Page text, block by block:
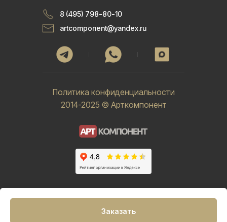
Заказать
2014-2025 © Арткомпонент
Политика конфиденциальности
8 (495) 798-80-10
artcomponent@yandex.ru
Tilda